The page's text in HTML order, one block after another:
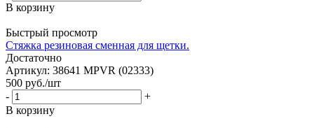
В корзину
Быстрый просмотр
Стяжка резиновая сменная для щетки.
Достаточно
Артикул: 38641 MPVR (02333)
500 руб./шт
-
+
В корзину